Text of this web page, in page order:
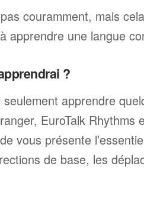
couramment, mais
apprendre une langue
?
apprendre
EuroTalk Rhythms
vous présente
de base, les